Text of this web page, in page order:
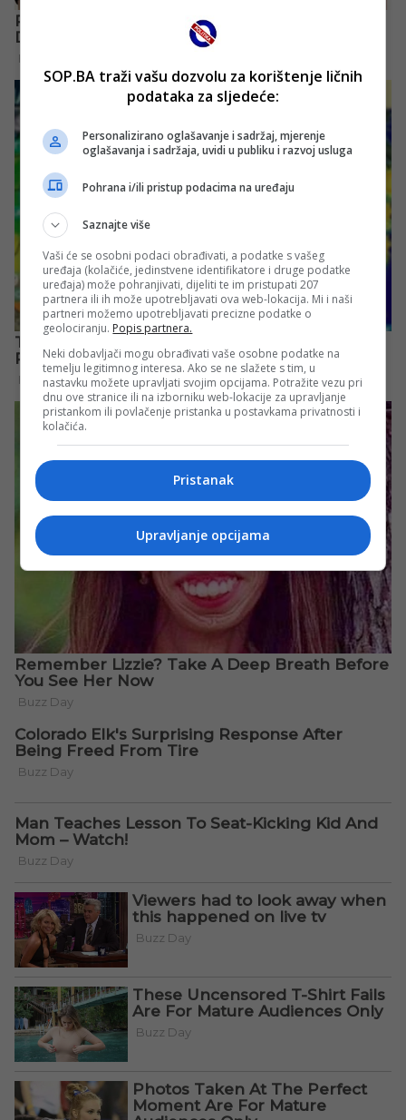
SOP.BA traži vašu dozvolu za korištenje ličnih
podataka za sljedeće:
Personalizirano oglašavanje i sadržaj, mjerenje
oglašavanja i sadržaja, uvidi u publiku i razvoj usluga
Pohrana i/ili pristup podacima na uređaju
Saznajte više
Vaši će se osobni podaci obrađivati, a podatke s vašeg
uređaja (kolačiće, jedinstvene identifikatore i druge podatke
uređaja) može pohranjivati, dijeliti te im pristupati 207
partnera ili ih može upotrebljavati ova web-lokacija. Mi i naši
partneri možemo upotrebljavati precizne podatke o
geolociranju. Popis partnera.
Neki dobavljači mogu obrađivati vaše osobne podatke na
temelju legitimnog interesa. Ako se ne slažete s tim, u
nastavku možete upravljati svojim opcijama. Potražite vezu pri
dnu ove stranice ili na izborniku web-lokacije za upravljanje
pristankom ili povlačenje pristanka u postavkama privatnosti i
kolačića.
Pristanak
Upravljanje opcijama